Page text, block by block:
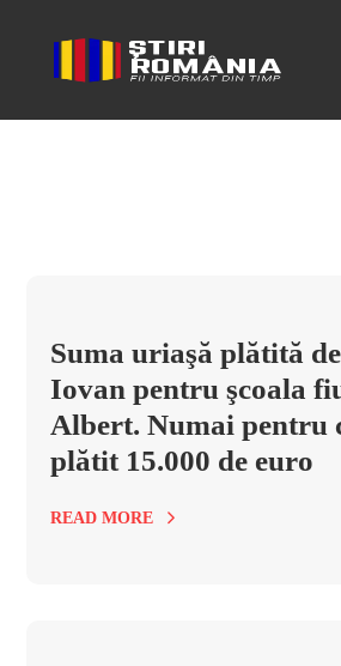
romanita Tag
Suma uriaşă plătită
Iovan pentru şcoala
Albert. Numai pentru
plătit 15.000 de euro
READ MORE